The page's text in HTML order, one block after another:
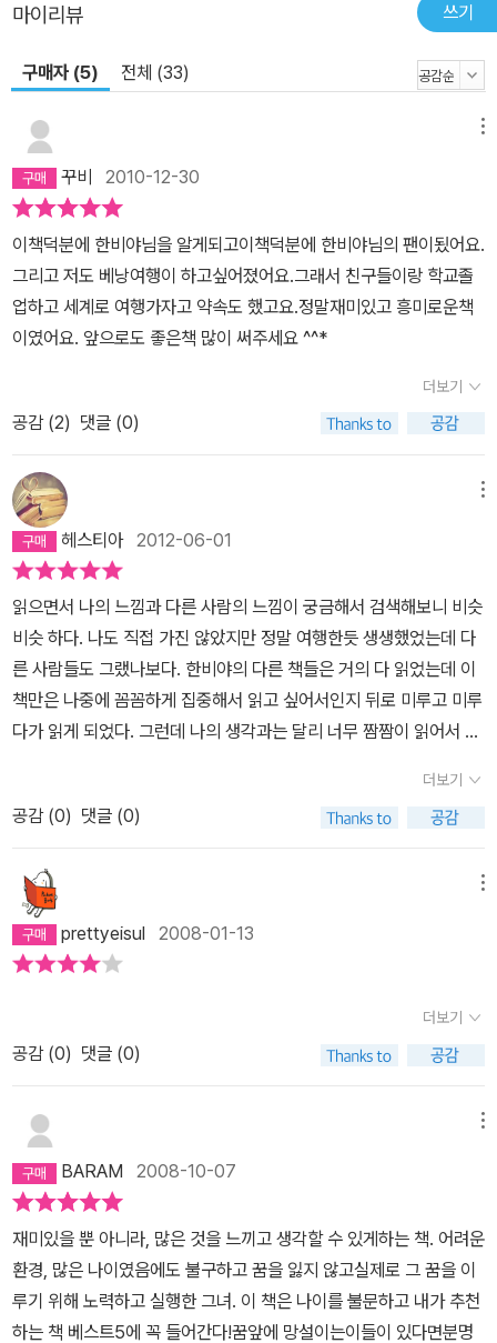
마이리뷰 쓰기
구매자 (5) 전체 (33)
꾸비 2010-12-30
이책덕분에 한비야님을 알게되고이책덕분에 한비야님의 팬이됬어요.
그리고 저도 베낭여행이 하고싶어졌어요.그래서 친구들이랑 학교졸
업하고 세계로 여행가자고 약속도 했고요.정말재미있고 흥미로운책
이였어요. 앞으로도 좋은책 많이 써주세요 ^^*
더보기
공감 (2) 댓글 (0)
헤스티아2012-06-01
읽으면서 나의 느낌과 다른 사람의 느낌이 궁금해서 검색해보니 비슷
비슷 하다. 나도 직접 가진 않았지만 정말 여행한듯 생생했었는데 다
른 사람들도 그랬나보다. 한비야의 다른 책들은 거의 다 읽었는데 이
책만은 나중에 꼼꼼하게 집중해서 읽고 싶어서인지 뒤로 미루고 미루
다가 읽게 되었다. 그런데 나의 생각과는 달리 너무 짬짬이 읽어서 앞
탄 내용만 남아 있어서 아무래도 다시 읽어봐야할 것 같다. 어느 한 군
데가 좋기보다는 모두 소중한 여행 경험이 담긴 글이라서 버릴 것 없
이 좋았다. 여행을 하면서 메모했겠지만 장소 장소마다 느낀점이나
기억들, 풍경들을 독자에게 잘 전달해 주고 있어서 함께 여행한 듯도
하고 나도 그녀의 발자취를 따라 여행해보고 싶은 마음이 든다. 전에
바람에 딸 우리땅에 서다 를 읽으면서도 비슷한 느낌이 들었었는데
정말 여행을 사랑하며 했나보다. 우리에게 다 전달되는 것을 보면..
더보기
공감 (0) 댓글 (0)
prettyeisul 2008-01-13
더보기
공감 (0) 댓글 (0)
BARAM 2008-10-07
재미있을 뿐 아니라, 많은 것을 느끼고 생각할 수 있게하는 책. 어려운
환경, 많은 나이였음에도 불구하고 꿈을 잃지 않고실제로 그 꿈을 이
루기 위해 노력하고 실행한 그녀. 이 책은 나이를 불문하고 내가 추천
하는 책 베스트5에 꼭 들어간다!꿈앞에 망설이는이들이 있다면분명